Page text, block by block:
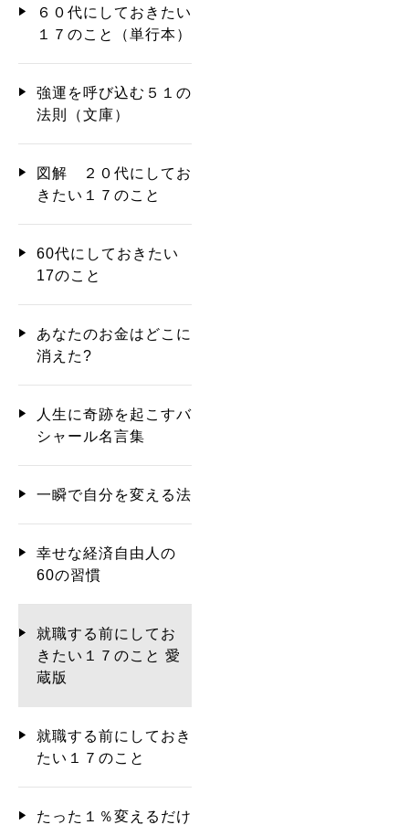
６０代にしておきたい
１７のこと（単行本）
強運を呼び込む５１の
法則（文庫）
図解 ２０代にしてお
きたい１７のこと
60代にしておきたい
17のこと
あなたのお金はどこに
消えた?
人生に奇跡を起こすバ
シャール名言集
一瞬で自分を変える法
幸せな経済自由人の
60の習慣
就職する前にしてお
きたい１７のこと 愛
蔵版
就職する前にしておき
たい１７のこと
たった１％変えるだけ